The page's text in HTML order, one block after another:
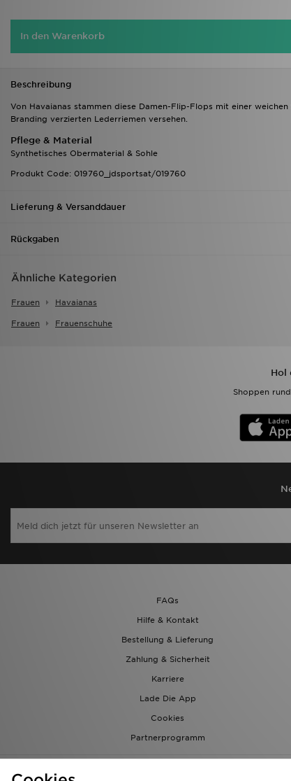
In den Warenkorb
Beschreibung
Von Havaianas stammen diese Damen-Flip-Flops mit einer
Branding verzierten Lederriemen versehen.
Pflege & Material
Synthetisches Obermaterial & Sohle
Produkt Code: 019760_jdsportsat/019760
Lieferung & Versanddauer
Rückgaben
Ähnliche Kategorien
Frauen Havaianas
Frauen Frauenschuhe
Hol
Shoppen
FAQs
Hilfe & Kontakt
Bestellung & Lieferung
Zahlung & Sicherheit
Karriere
Lade Die App
Cookies
Partnerprogramm